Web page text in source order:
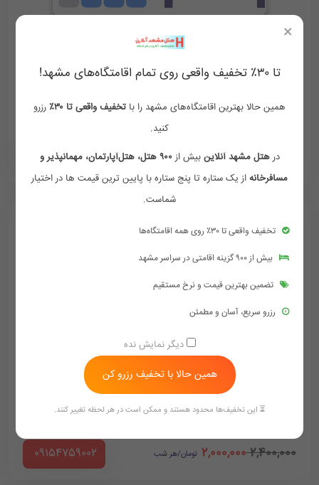
وای فای رایگان فضای مناسب دوش و وان حمام
لوازم بهداشتی رایگان
1,800,000
1,500,000 تومان/هر شب ‪ 09154759002
وای فای رایگان فضای مناسب دوش و وان حمام
لوازم بهداشتی رایگان
2,400,000
2,000,000 تومان/هر شب ‪ 09154759002
×
تا ۳۰٪ تخفیف واقعی روی تمام اقامتگاه‌های مشهد!
همین حالا بهترین اقامتگاه‌های مشهد را با تخفیف واقعی تا ۳۰٪
رزرو
کنید.
درهتل مشهد آنلاین بیش از
۹۰۰ هتل، هتل‌آپارتمان، مهمانپذیر و
مسافرخانه از یک ستاره تا پنج ستاره با پایین ترین قیمت ها در اختیار
شماست.
تخفیف واقعی تا ۳۰٪ روی همه اقامتگاه‌ها
بیش از ۹۰۰ گزینه اقامتی در سراسر مشهد
تضمین بهترین قیمت و نرخ مستقیم
رزرو سریع، آسان و مطمئن
دیگر نمایش نده
همین حالا با تخفیف رزرو کن
⏳ این تخفیف‌ها محدود هستند و ممکن است در هر لحظه تغییر کنند.